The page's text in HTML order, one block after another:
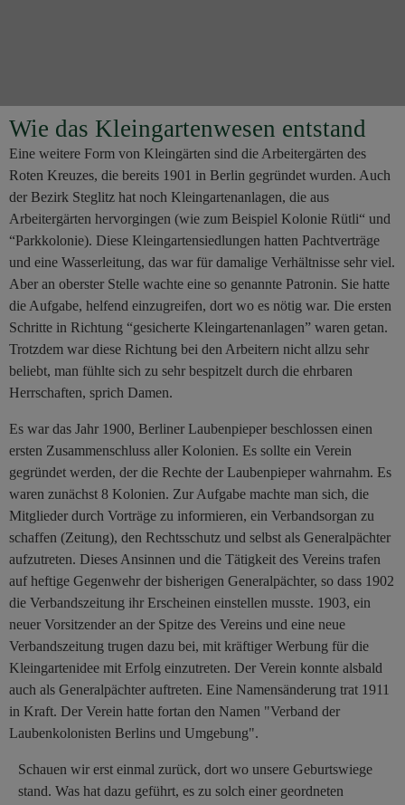
Wie das Kleingartenwesen entstand
Eine weitere Form von Kleingärten sind die Arbeitergärten des
Roten Kreuzes, die bereits 1901 in Berlin gegründet wurden. Auch
der Bezirk Steglitz hat noch Kleingartenanlagen, die aus
Arbeitergärten hervorgingen (wie zum Beispiel Kolonie Rütli“ und
“Parkkolonie). Diese Kleingartensiedlungen hatten Pachtverträge
und eine Wasserleitung, das war für damalige Verhältnisse sehr viel.
Aber an oberster Stelle wachte eine so genannte Patronin. Sie hatte
die Aufgabe, helfend einzugreifen, dort wo es nötig war. Die ersten
Schritte in Richtung “gesicherte Kleingartenanlagen” waren getan.
Trotzdem war diese Richtung bei den Arbeitern nicht allzu sehr
beliebt, man fühlte sich zu sehr bespitzelt durch die ehrbaren
Herrschaften, sprich Damen.
Es war das Jahr 1900, Berliner Laubenpieper beschlossen einen
ersten Zusammenschluss aller Kolonien. Es sollte ein Verein
gegründet werden, der die Rechte der Laubenpieper wahrnahm. Es
waren zunächst 8 Kolonien. Zur Aufgabe machte man sich, die
Mitglieder durch Vorträge zu informieren, ein Verbandsorgan zu
schaffen (Zeitung), den Rechtsschutz und selbst als Generalpächter
aufzutreten. Dieses Ansinnen und die Tätigkeit des Vereins trafen
auf heftige Gegenwehr der bisherigen Generalpächter, so dass 1902
die Verbandszeitung ihr Erscheinen einstellen musste. 1903, ein
neuer Vorsitzender an der Spitze des Vereins und eine neue
Verbandszeitung trugen dazu bei, mit kräftiger Werbung für die
Kleingartenidee mit Erfolg einzutreten. Der Verein konnte alsbald
auch als Generalpächter auftreten. Eine Namensänderung trat 1911
in Kraft. Der Verein hatte fortan den Namen "Verband der
Laubenkolonisten Berlins und Umgebung".
Schauen wir erst einmal zurück, dort wo unsere Geburtswiege
stand. Was hat dazu geführt, es zu solch einer geordneten